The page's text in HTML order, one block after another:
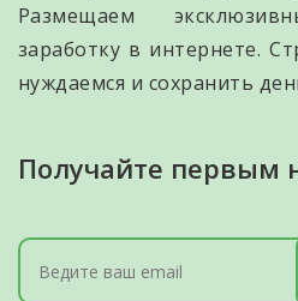
Размещаем
заработку в интернете.
нуждаемся и сохранить
Получайте первым